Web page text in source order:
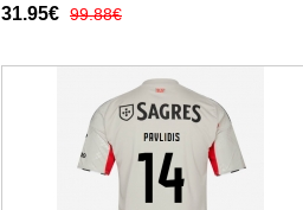
31.95€ 99.88€